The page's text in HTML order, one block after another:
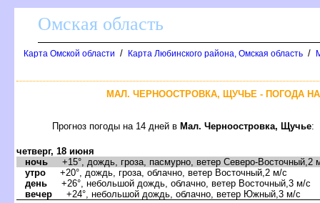
Омская область
Карта Омской области / Карта Любинского района, Омская область /
МАЛ. ЧЕРНООСТРОВКА, ЩУЧЬЕ - ПОГОДА
Прогноз погоды на 14 дней Мал. Черноостровка, Щучье:
четверг, 18 июня
ночь +15°, дождь, гроза, пасмурно, ветер Северо-Восточный,2
утро +20°, дождь, гроза, облачно, ветер Восточный,2 м/с
день +26°, небольшой дождь, облачно, ветер Восточный,3 м/с
ечер +24°, небольшой дождь, облачно, ветер Южный,3 м/с